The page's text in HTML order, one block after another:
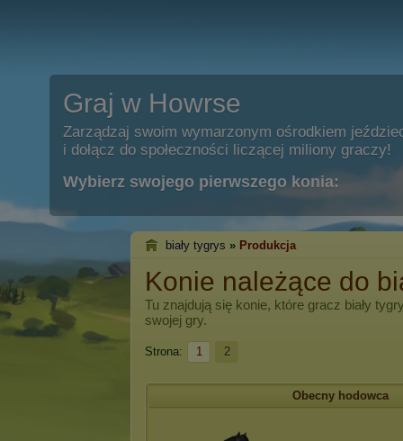
Graj w Howrse
Zarządzaj swoim wymarzonym ośrodkiem
i dołącz do społeczności liczącej miliony graczy!
Wybierz swojego pierwszego konia:
biały tygrys » Produkcja
Konie należące do
Tu znajdują się konie, które gracz biały
swojej gry.
Strona: 1 2
Obecny hodowca